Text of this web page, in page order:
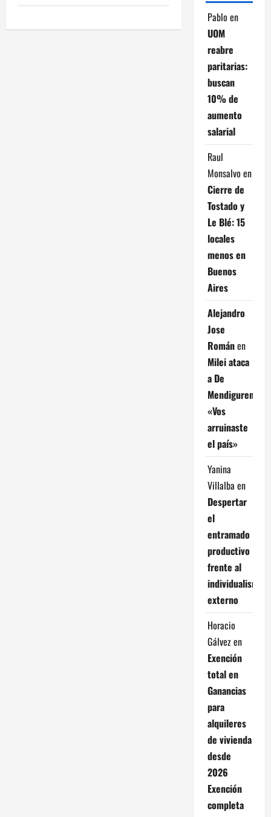
g
Pablo en
UOM
reabre
paritarias:
buscan
10% de
aumento
salarial
Raul
Monsalvo en
Cierre de
Tostado y
Le Blé: 15
locales
menos en
Buenos
Aires
Alejandro
Jose
Románen
Milei ataca
a De
Mendiguren:
«Vos
arruinaste
el país»
Yanina
Villalba en
Despertar
el
entramado
productivo
frente al
individualismo
externo
Horacio
Gálvezen
Exención
total en
Ganancias
para
alquileres
de vivienda
desde
2026
Exención
completa